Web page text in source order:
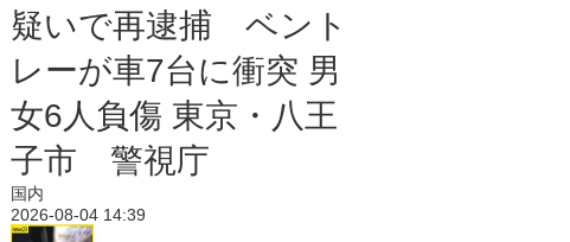
疑いで再逮捕 ベント
レーが車7台に衝突 男
女6人負傷 東京・八王
子市 警視庁
国内
2026-08-04 14:39